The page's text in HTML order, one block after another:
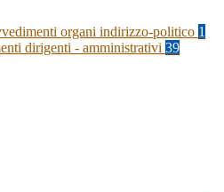
organi indirizzo-politico 1
dirigenti - amministrativi 39